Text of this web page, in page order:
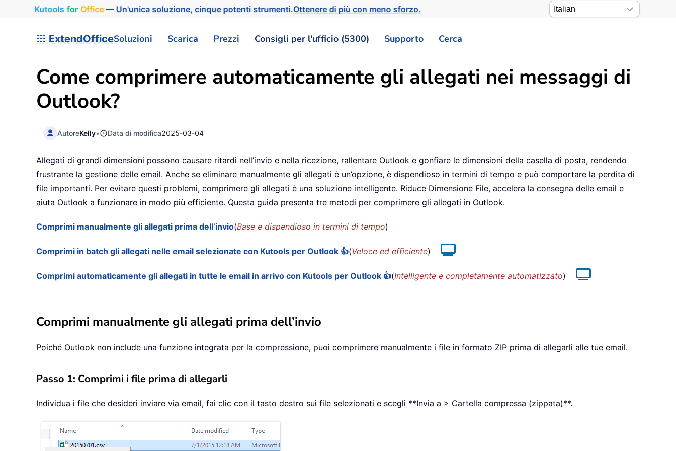
Kutools for Office— Un'unica soluzione, cinque potenti strumenti.Ottenere di più con meno sforzo.
ExtendOfficeSoluzioni Scarica Prezzi Consigli per l'ufficio (5300) Supporto Cerca
Come comprimere automaticamente gli allegati nei messaggi di
Outlook?
AutoreKelly• Data di modifica2025-03-04
Allegati di grandi dimensioni possono causare ritardi nell’invio e nella ricezione, rallentare Outlook e gonfiare le dimensioni della casella di posta, rendendo
frustrante la gestione delle email. Anche se eliminare manualmente gli allegati è un’opzione, è dispendioso in termini di tempo e può comportare la perdita di
file importanti. Per evitare questi problemi, comprimere gli allegati è una soluzione intelligente. Riduce Dimensione File, accelera la consegna delle email e
aiuta Outlook a funzionare in modo più efficiente. Questa guida presenta tre metodi per comprimere gli allegati in Outlook.
Comprimi manualmente gli allegati prima dell’invio(Base e dispendioso in termini di tempo)
Comprimi in batch gli allegati nelle email selezionate con Kutools per Outlook 👍(Veloce ed efficiente)
Comprimi automaticamente gli allegati in tutte le email in arrivo con Kutools per Outlook 👍(Intelligente e completamente automatizzato)
Comprimi manualmente gli allegati prima dell’invio
Poiché Outlook non include una funzione integrata per la compressione, puoi comprimere manualmente i file in formato ZIP prima di allegarli alle tue email.
Passo 1: Comprimi i file prima di allegarli
Individua i file che desideri inviare via email, fai clic con il tasto destro sui file selezionati e scegli **Invia a > Cartella compressa (zippata)**.